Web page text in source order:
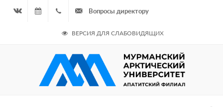
06.08.2026
- Чётная
неделя
964
687
Вопросы директору
ВЕРСИЯ ДЛЯ СЛАБОВИДЯЩИХ